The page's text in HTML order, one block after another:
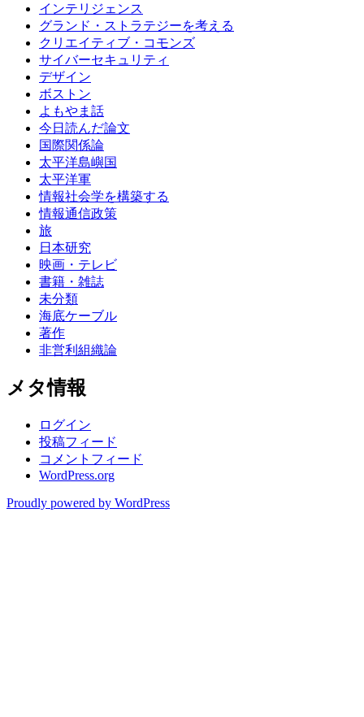
インテリジェンス
グランド・ストラテジーを考える
クリエイティブ・コモンズ
サイバーセキュリティ
デザイン
ボストン
よもやま話
今日読んだ論文
国際関係論
太平洋島嶼国
太平洋軍
情報社会学を構築する
情報通信政策
旅
日本研究
映画・テレビ
書籍・雑誌
未分類
海底ケーブル
著作
非営利組織論
メタ情報
ログイン
投稿フィード
コメントフィード
WordPress.org
Proudly powered by WordPress